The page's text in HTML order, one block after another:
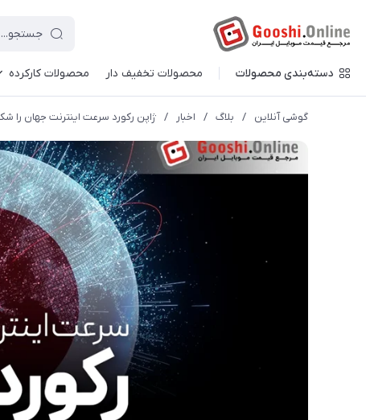
دسته‌بندی محصولات محصولات تخفیف دار محصولات کارکرده
گوشی آنلاین / بلاگ / اخبار / ژاپن رکورد سرعت اینترنت جهان را